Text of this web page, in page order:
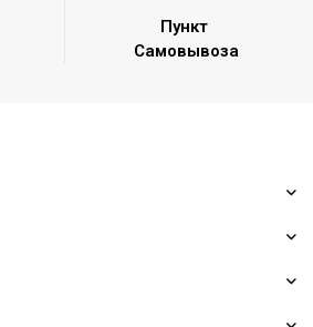
Пункт
Самовывоза